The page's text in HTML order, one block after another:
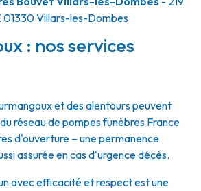
01330Villars-les-Dombes
: nos services
et des alentours peuvent
réseau de pompes funèbres France
d'ouverture – une permanence
assurée en cas d'urgence décès.
avec efficacité et respect est une